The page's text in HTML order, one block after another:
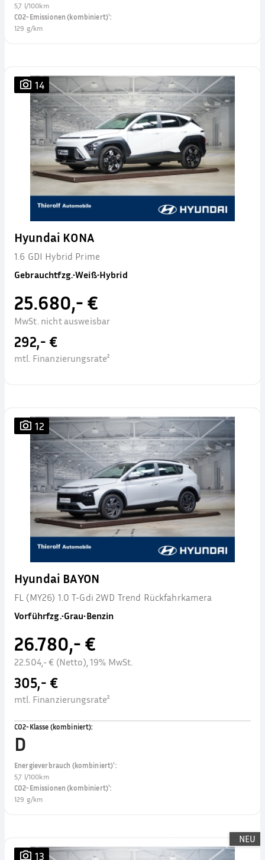
5,7 l/100km
CO2-Emissionen (kombiniert)¹:
129 g/km
14
Hyundai KONA
1.6 GDI Hybrid Prime
Gebrauchtfzg.•Weiß•Hybrid
25.680,- €
MwSt. nicht ausweisbar
292,- €
mtl. Finanzierungsrate²
12
Hyundai BAYON
FL (MY26) 1.0 T-Gdi 2WD Trend Rückfahrkamera
Vorführfzg.•Grau•Benzin
26.780,- €
22.504,- € (Netto), 19% MwSt.
305,- €
mtl. Finanzierungsrate²
CO2-Klasse (kombiniert):
D
Energieverbrauch (kombiniert)¹:
5,7 l/100km
CO2-Emissionen (kombiniert)¹:
129 g/km
NEU
13